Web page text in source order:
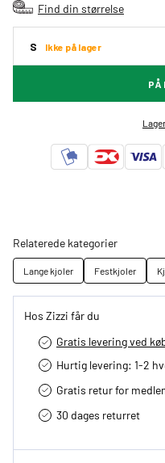
Find din størrelse
S Ikke på lager
Relaterede kategorier
Lange kjoler Festkjoler
Hos Zizzi får du
Gratis levering ved
Hurtig levering­: 1-2
Gratis retur for
30 dages returret